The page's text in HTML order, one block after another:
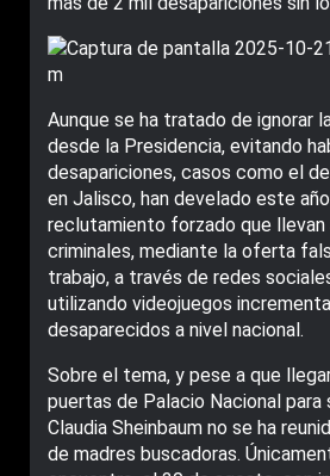
Aunque se ha tratado de ignorar
desde la Presidencia, evitando
desapariciones, casos como el
en Jalisco, han develado este
reclutamiento forzado que llevan
criminales, mediante la oferta
trabajo, a través de redes
utilizando videojuegos
desaparecidos a nivel nacional.
Sobre el tema, y pese a que
puertas de Palacio Nacional
Claudia Sheinbaum no se ha
de madres buscadoras.